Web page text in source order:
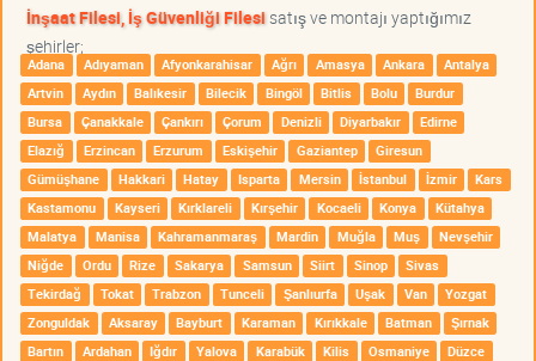
İnşaat Filesi, İş Güvenliği Filesisatış ve montajı yaptığımız
şehirler;
Adana Adıyaman Afyonkarahisar Ağrı Amasya Ankara
Antalya
Artvin
Aydın Balıkesir Bilecik Bingöl Bitlis Bolu
Burdur
Bursa
Çanakkale Çankırı Çorum Denizli Diyarbakır
Edirne
Elazığ
Erzincan Erzurum Eskişehir Gaziantep
Giresun
Gümüşhane
Hakkari Hatay Isparta Mersin İstanbul İzmir
Kars
Kastamonu
Kayseri Kırklareli Kırşehir Kocaeli Konya
Kütahya
Malatya
Manisa Kahramanmaraş Mardin Muğla Muş
Nevşehir
Niğde
Ordu Rize Sakarya Samsun Siirt Sinop
Sivas
Tekirdağ
Tokat Trabzon Tunceli Şanlıurfa Uşak Van
Yozgat
Zonguldak
Aksaray Bayburt Karaman Kırıkkale Batman
Şırnak
Bartın
Ardahan Iğdır Yalova Karabük Kilis Osmaniye Düzce